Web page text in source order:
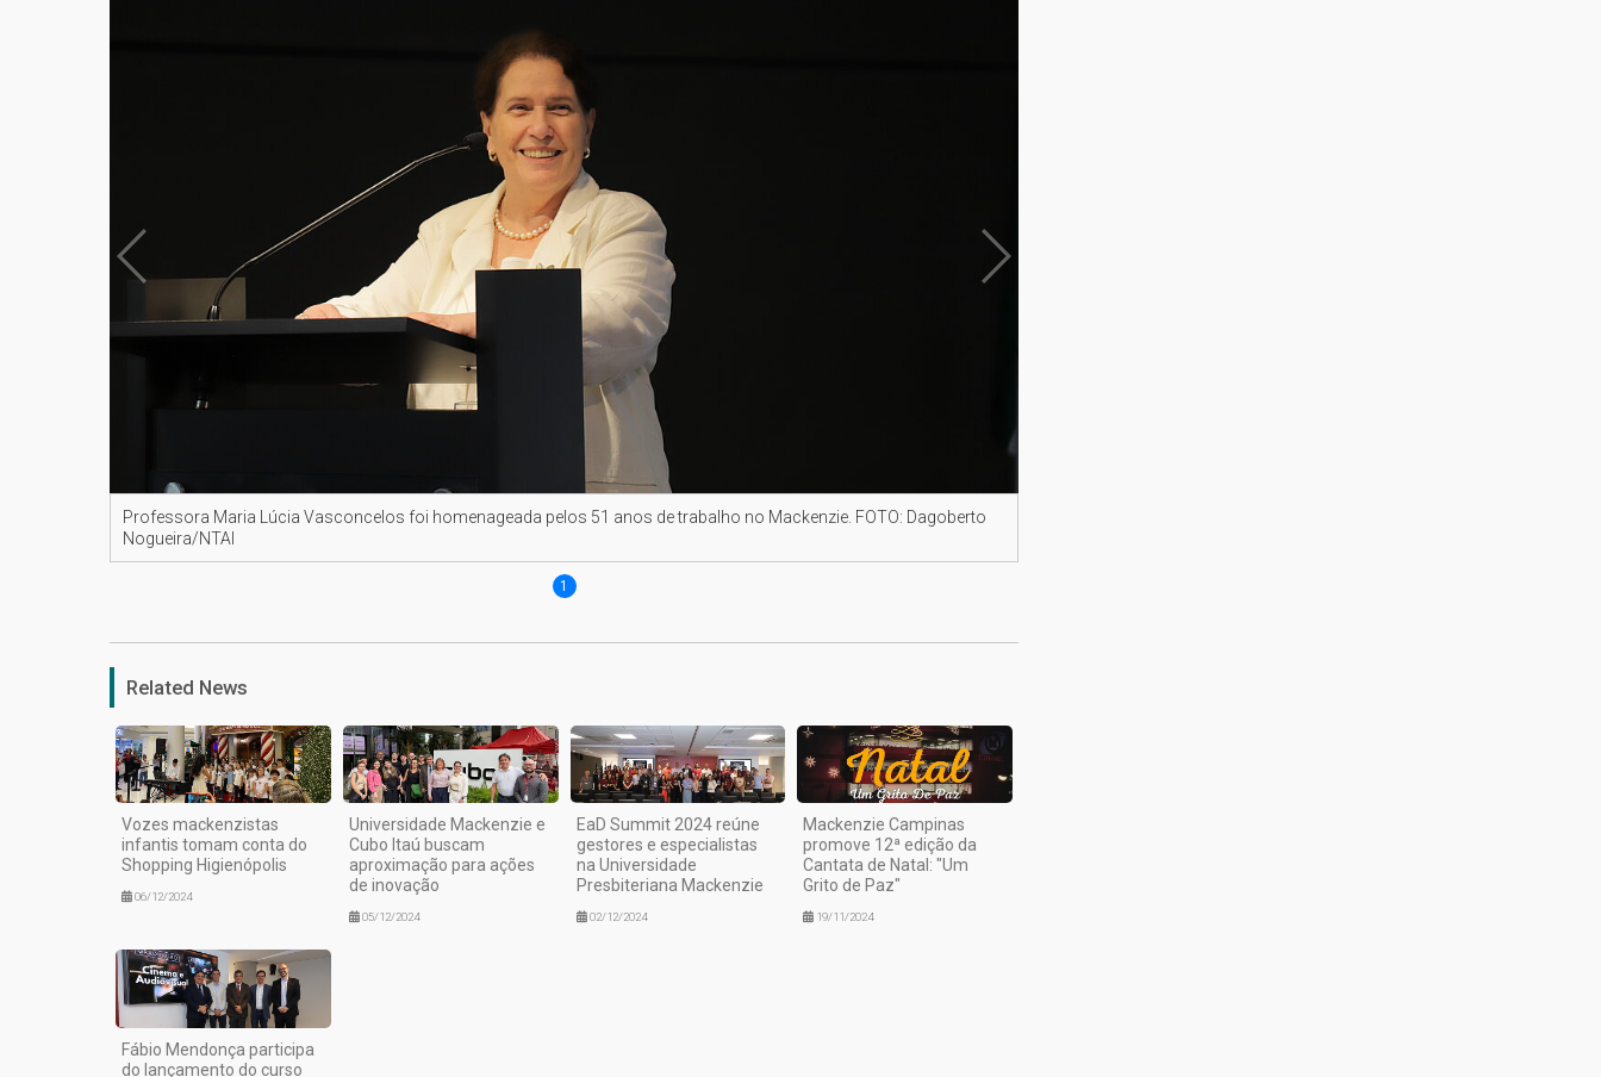
Professora Maria Lúcia Vasconcelos foi homenageada pelos 51 anos de trabalho no Mackenzie. FOTO: Dagoberto
Nogueira/NTAI
1
Related News
Vozes mackenzistas
infantis tomam conta do
Shopping Higienópolis
06/12/2024
Universidade Mackenzie e
Cubo Itaú buscam
aproximação para ações
de inovação
05/12/2024
EaD Summit 2024 reúne
gestores e especialistas
na Universidade
Presbiteriana Mackenzie
02/12/2024
Mackenzie Campinas
promove 12ª edição da
Cantata de Natal: "Um
Grito de Paz"
19/11/2024
Fábio Mendonça participa
do lançamento do curso